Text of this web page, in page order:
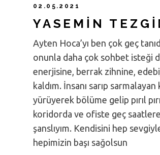
02.05.2021
YASEMIN
Ayten Hoca’yı ben çok geç
onunla daha çok sohbet isteği
enerjisine, berrak zihnine,
kaldım. İnsanı sarıp
yürüyerek bölüme gelip pırıl
koridorda ve ofiste geç
şanslıyım. Kendisini hep
hepimizin başı sağolsun